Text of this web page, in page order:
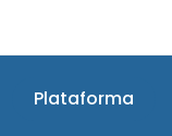
Plataforma